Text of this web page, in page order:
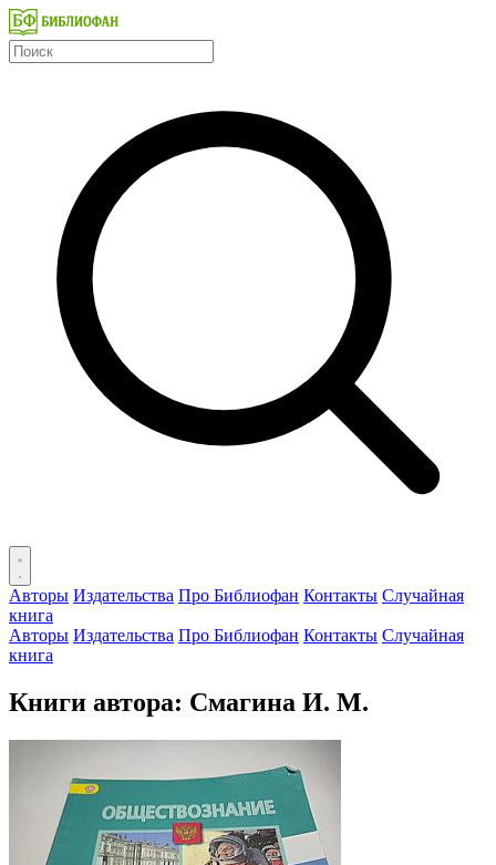
Авторы Издательства Про Библиофан Контакты Случайная
книга
Авторы Издательства Про Библиофан Контакты Случайная
книга
Книги автора: Смагина И. М.